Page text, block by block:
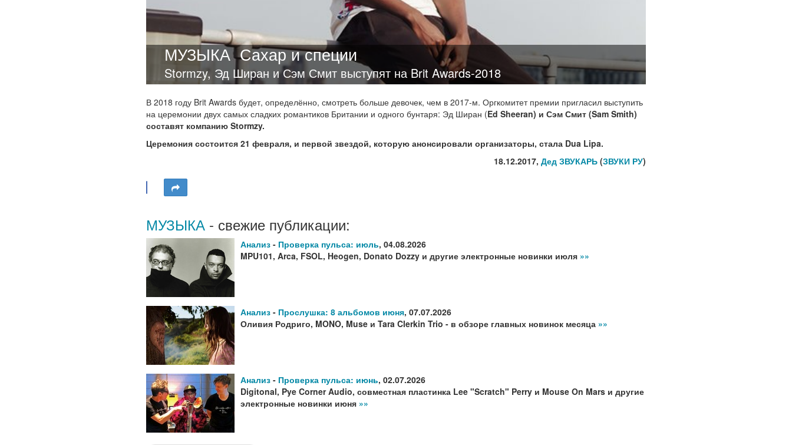
МУЗЫКА Сахар и специи
Stormzy, Эд Ширан и Сэм Смит выступят на Brit Awards-2018
В 2018 году Brit Awards будет, определённо, смотреть больше девочек, чем в 2017-м. Оргкомитет премии пригласил выступить
на церемонии двух самых сладких романтиков Британии и одного бунтаря: Эд Ширан (Ed Sheeran) и Сэм Смит (Sam Smith)
составят компаниюStormzy.
Церемония состоится 21 февраля, и первой звездой, которую анонсировали организаторы, стала Dua Lipa.
18.12.2017, Дед ЗВУКАРЬ(ЗВУКИ РУ)
МУЗЫКА - свежие публикации:
Анализ - Проверка пульса: июль,04.08.2026
MPU101, Arca, FSOL, Heogen, Donato Dozzy и другие электронные новинки июля »»
Анализ - Прослушка: 8 альбомов июня,07.07.2026
Оливия Родриго, MONO, Muse и Tara Clerkin Trio - в обзоре главных новинок месяца »»
Анализ - Проверка пульса: июнь,02.07.2026
Digitonal, Pye Corner Audio, совместная пластинка Lee "Scratch" Perry и Mouse On Mars и другие
электронные новинки июня »»